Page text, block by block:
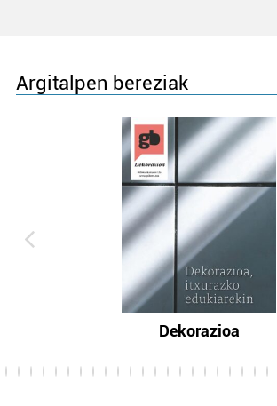
Argitalpen bereziak
Dekorazioa